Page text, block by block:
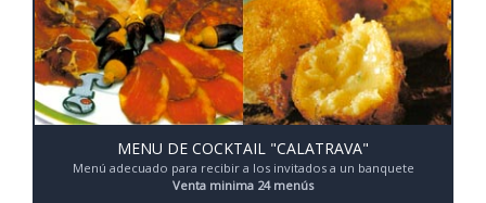
MENU DE COCKTAIL "CALATRAVA"
Menú adecuado para recibir a los invitados a un banquete
Venta minima 24 menús